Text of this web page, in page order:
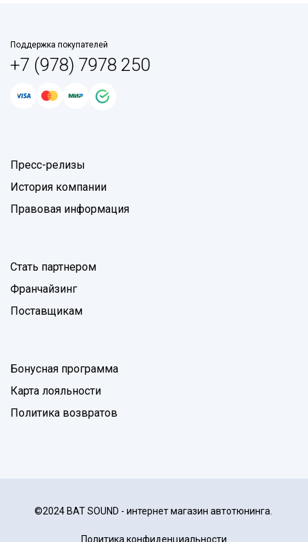
Поддержка покупателей
+7 (978) 7978 250
Пресс-релизы
История компании
Правовая информация
Стать партнером
Франчайзинг
Поставщикам
Бонусная программа
Карта лояльности
Политика возвратов
©2024 BAT SOUND - интернет магазин автотюнинга.
Политика конфиденциальности